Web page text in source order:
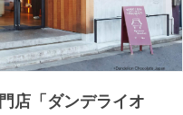
店「ダンデライオ